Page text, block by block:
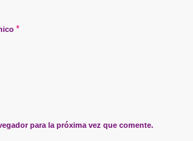
*
para la próxima vez que comente.